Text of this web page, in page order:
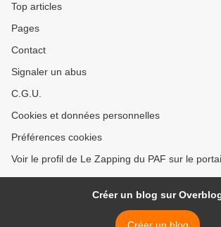
Top articles
Pages
Contact
Signaler un abus
C.G.U.
Cookies et données personnelles
Préférences cookies
Voir le profil de Le Zapping du PAF sur le
Créer un blog sur